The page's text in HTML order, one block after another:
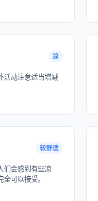
凉
活动注意适当增减
较舒适
们会感到有些凉
可以接受。